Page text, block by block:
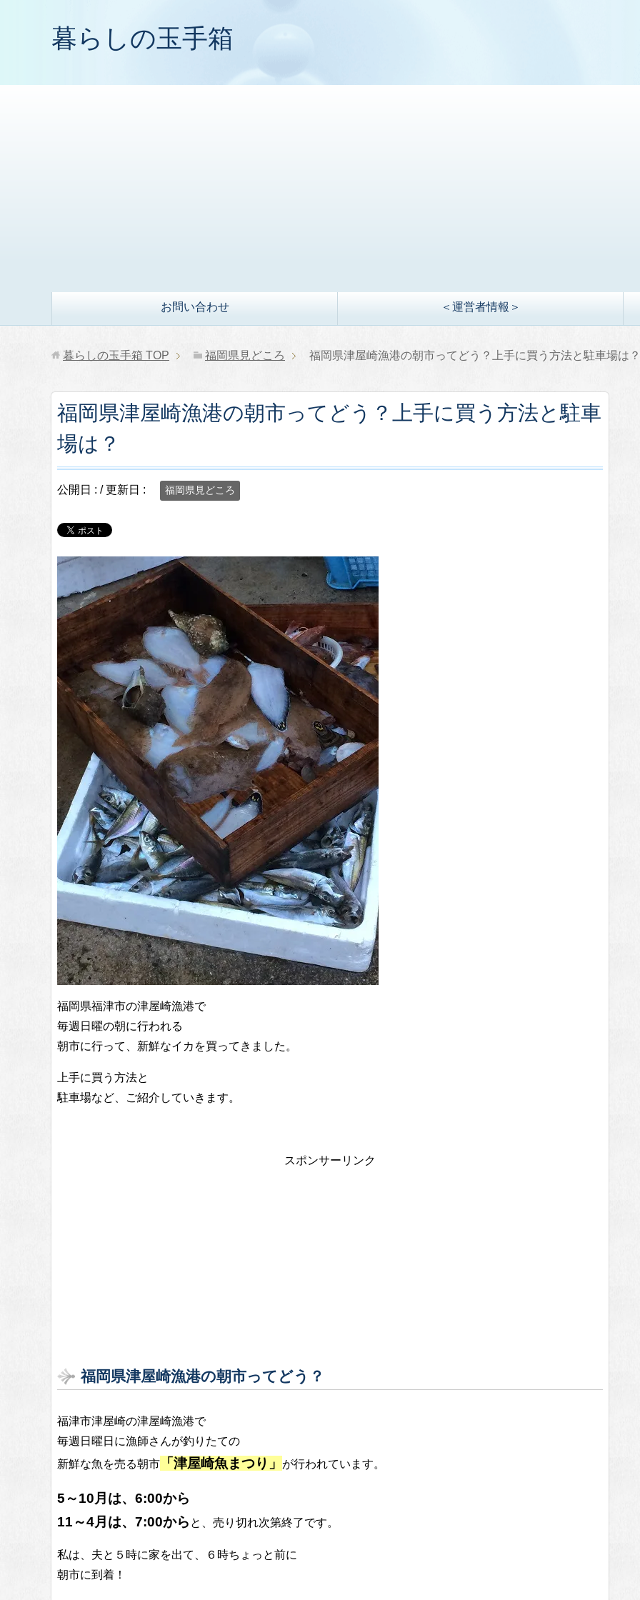
暮らしの玉手箱
お問い合わせ ＜運営者情報＞
暮らしの玉手箱 TOP 福岡県見どころ 福岡県津屋崎漁港の朝市ってどう？上手に買う方法と駐車場は？
福岡県津屋崎漁港の朝市ってどう？上手に買う方法と駐車
場は？
公開日 : / 更新日 : 福岡県見どころ
福岡県福津市の津屋崎漁港で
毎週日曜の朝に行われる
朝市に行って、新鮮なイカを買ってきました。
上手に買う方法と
駐車場など、ご紹介していきます。
スポンサーリンク
福岡県津屋崎漁港の朝市ってどう？
福津市津屋崎の津屋崎漁港で
毎週日曜日に漁師さんが釣りたての
新鮮な魚を売る朝市
「津屋崎魚まつり」 が行われています。
5～10月は、6:00から
11～4月は、7:00から と、売り切れ次第終了です。
私は、夫と５時に家を出て、６時ちょっと前に
朝市に到着！